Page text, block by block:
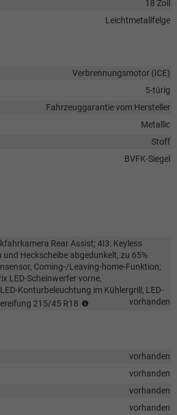
18 Zoll
Leichtmetallfelge
Verbrennungsmotor (ICE)
5-türig
Fahrzeuggarantie vom Hersteller
Metallic
Stoff
BVFK-Siegel
Rear Assist; 4I3: Keyless
Heckscheibe abgedunkelt, zu 65%
Coming-/Leaving-home-Funktion;
LED-Scheinwerfer vorne,
Konturbeleuchtung im Kühlergrill, LED-
215/45 R18
vorhanden
vorhanden
vorhanden
vorhanden
vorhanden